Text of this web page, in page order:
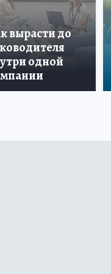
вырасти до
одной